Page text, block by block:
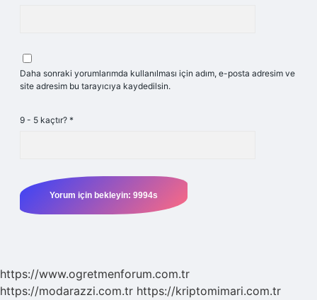
Daha sonraki yorumlarımda kullanılması için adım, e-posta adresim ve
site adresim bu tarayıcıya kaydedilsin.
9 - 5 kaçtır? *
https://www.ogretmenforum.com.tr
https://modarazzi.com.tr https://kriptomimari.com.tr